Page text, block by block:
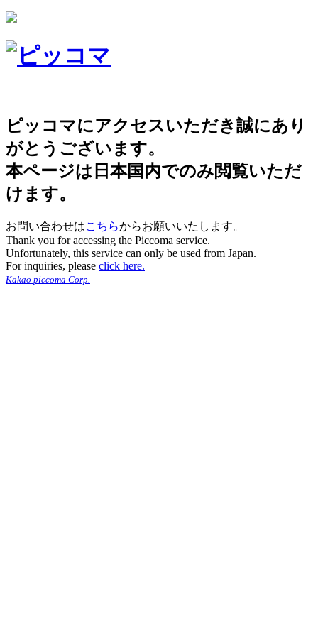
ピッコマにアクセスいただき誠にあり
がとうございます。
本ページは日本国内でのみ閲覧いただ
けます。
お問い合わせはこちらからお願いいたします。
Thank you for accessing the Piccoma service.
Unfortunately, this service can only be used from Japan.
For inquiries, please click here.
Kakao piccoma Corp.